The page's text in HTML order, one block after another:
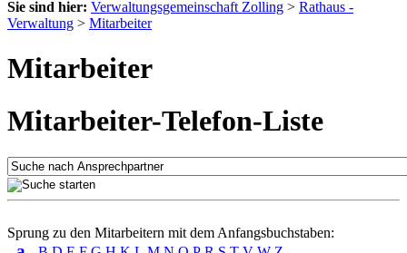
Sie sind hier: Verwaltungsgemeinschaft Zolling > Rathaus -
Verwaltung > Mitarbeiter
Mitarbeiter
Mitarbeiter-Telefon-Liste
Sprung zu den Mitarbeitern mit dem Anfangsbuchstaben: